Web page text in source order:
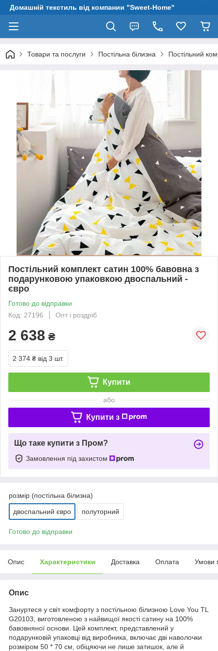
Домашній текстиль від компании "Sweet-Home"
Товари та послуги Постільна білизна Постільний
Постільний комплект сатин 100% бавовна з
подарунковою упаковкою двоспальний -
євро
Готово до відправки
Код: 27196
Опт і роздріб
2 638 ₴
2 374 ₴ від 3 шт.
Купити
або
Купити з
Що таке купити з Пром?
Замовлення під захистом
розмір (постільна білизна)
двоспальний євро полуторний
Готово до відправки
Опис Характеристики Доставка Оплата Умови
Опис
Зануртеся у світ комфорту з постільною білизною Love You TL
G20103, виготовленою з найвищої якості сатину на 100%
бавовняної основи. Цей комплект, представлений у
подарунковій упаковці від виробника, включає дві наволочки
розміром 50 * 70 см, обіцяючи не лише затишок, але й